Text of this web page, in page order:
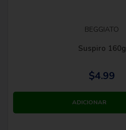
BEGGIATO
Suspiro 160g
$4.99